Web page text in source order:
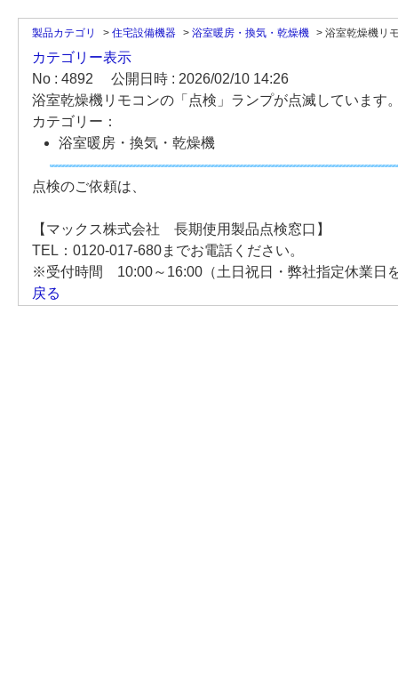
製品カテゴリ > 住宅設備機器 > 浴室暖房・換気・乾燥機 > 浴室乾燥機リ
カテゴリー表示
No : 4892
公開日時 : 2026/02/10 14:26
浴室乾燥機リモコンの「点検」ランプが点滅しています
カテゴリー：
浴室暖房・換気・乾燥機
点検のご依頼は、
【マックス株式会社 長期使用製品点検窓口】
TEL：0120-017-680までお電話ください。
※受付時間 10:00～16:00（土日祝日・弊社指定休業日
戻る